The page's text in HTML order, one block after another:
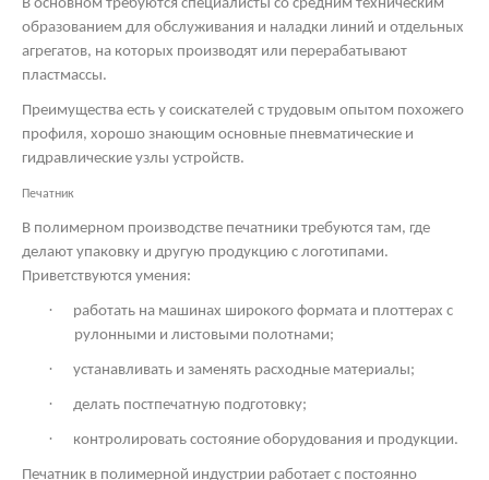
В основном требуются специалисты со средним техническим
образованием для обслуживания и наладки линий и отдельных
агрегатов, на которых производят или перерабатывают
пластмассы.
Преимущества есть у соискателей с трудовым опытом похожего
профиля, хорошо знающим основные пневматические и
гидравлические узлы устройств.
Печатник
В полимерном производстве печатники требуются там, где
делают упаковку и другую продукцию с логотипами.
Приветствуются умения:
·
работать на машинах широкого формата и плоттерах с
рулонными и листовыми полотнами;
· устанавливать и заменять расходные материалы;
· делать постпечатную подготовку;
· контролировать состояние оборудования и продукции.
Печатник в полимерной индустрии работает с постоянно